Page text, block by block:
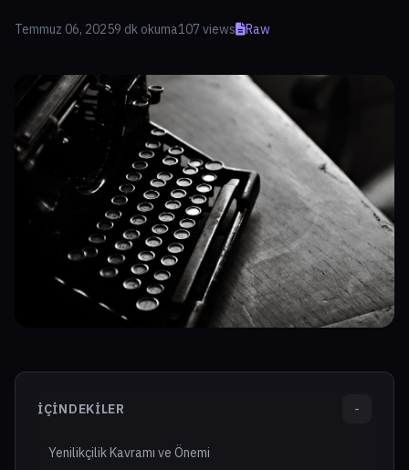
Temmuz 06, 20259 dk okuma107 views Raw
İÇINDEKILER -
Yenilikçilik Kavramı ve Önemi